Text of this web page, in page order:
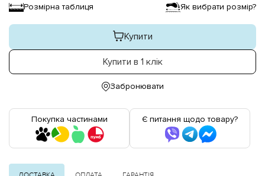
Розмірна таблиця
Як вибрати розмір?
Купити
Купити в 1 клік
Забронювати
Покупка частинами Є питання щодо товару?